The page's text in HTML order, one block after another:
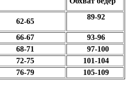
62-65
89-92
66-67
93-96
68-71
97-100
72-75
101-104
76-79 105-109